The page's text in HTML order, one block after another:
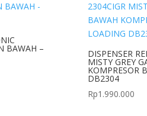
BAWAH – DISPENSER
MISTY GREY
KOMPRESOR
DB2304
Rp1.990.000